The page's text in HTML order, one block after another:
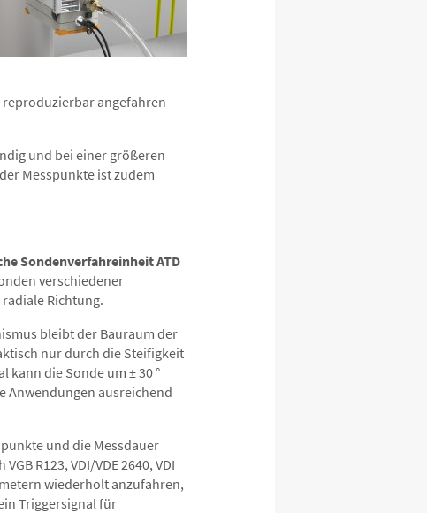
angefahren
und bei einer größeren
Messpunkte ist zudem
Sondenverfahreinheit ATD
verschiedener
Richtung.
bleibt der Bauraum der
nur durch die Steifigkeit
kann die Sonde um ± 30 °
Anwendungen ausreichend
und die Messdauer
R123, VDI/VDE 2640, VDI
wiederholt anzufahren,
Triggersignal für